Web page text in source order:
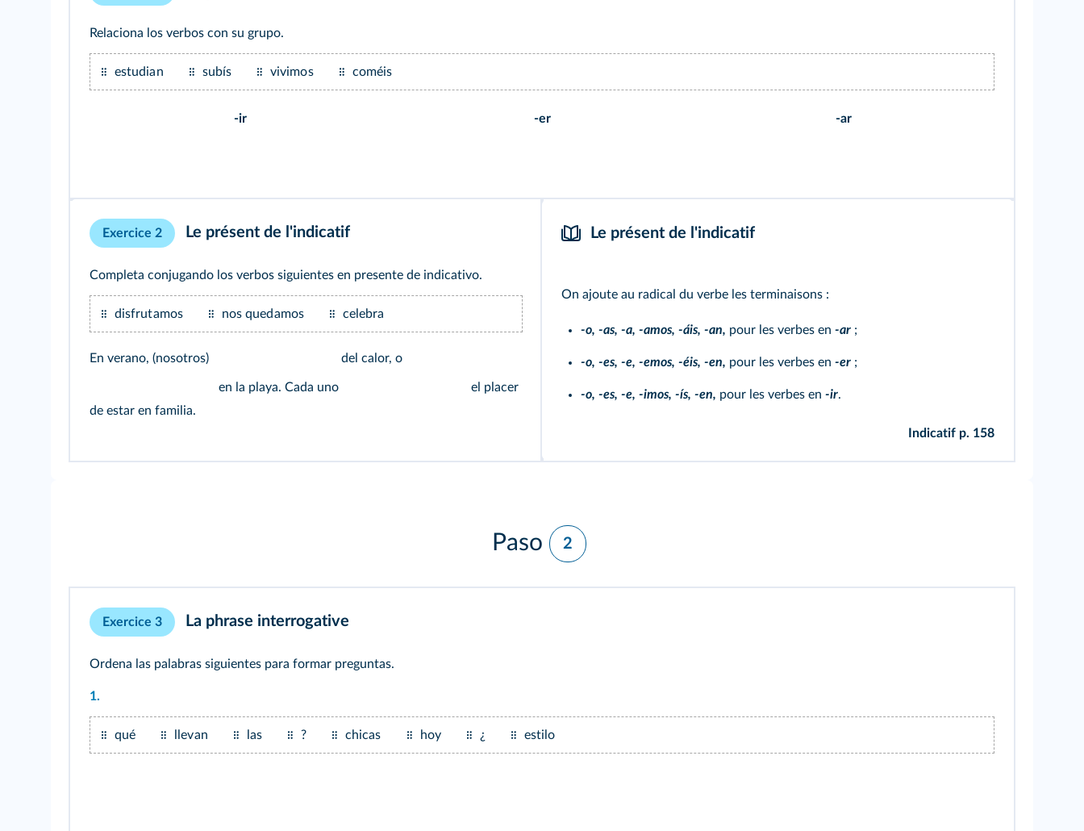
Relaciona los verbos con su grupo.
estudian subís vivimos coméis
-ir -er -ar
Exercice 2 Le présent de l'indicatif
Completa conjugando los verbos siguientes en presente de indicativo.
disfrutamos nos quedamos celebra
En verano, (nosotros) del calor, o
en la playa. Cada uno
el placer
de estar en familia.
Le présent de l'indicatif
On ajoute au radical du verbe les terminaisons :
-o, -as, -a, -amos, -áis, -an, pour les verbes en -ar ;
-o, -es, -e, -emos, -éis, -en, pour les verbes en -er ;
-o, -es, -e, -imos, -ís, -en, pour les verbes en -ir.
Indicatif p. 158
Paso 2
Exercice 3 La phrase interrogative
Ordena las palabras siguientes para formar preguntas.
1.
qué llevan las ? chicas hoy ¿ estilo